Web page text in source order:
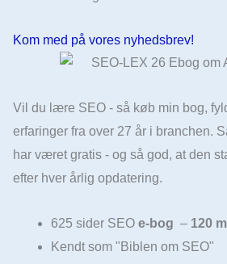
Kom med på vores nyhedsbrev!
Vil du lære SEO - så køb min bog,
erfaringer fra over 27 år i branchen.
har været gratis - og så god, at den
efter hver årlig opdatering.
625 sider SEO e-bog – 120
Kendt som "Biblen om SEO"